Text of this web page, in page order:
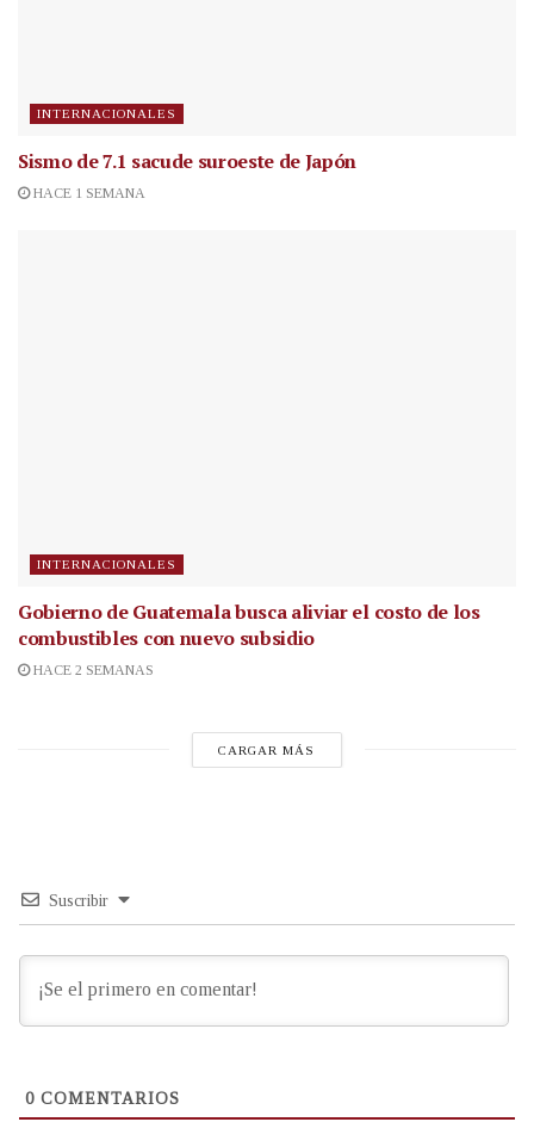
INTERNACIONALES
Sismo de 7.1 sacude suroeste de Japón
HACE 1 SEMANA
INTERNACIONALES
Gobierno de Guatemala busca aliviar el costo de los
combustibles con nuevo subsidio
HACE 2 SEMANAS
CARGAR MÁS
Suscribir
0 COMENTARIOS